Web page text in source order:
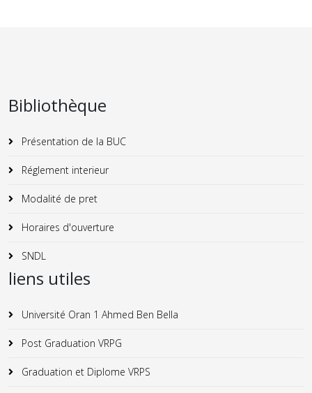
Bibliothèque
Présentation de la BUC
Réglement interieur
Modalité de pret
Horaires d'ouverture
SNDL
liens utiles
Université Oran 1 Ahmed Ben Bella
Post Graduation VRPG
Graduation et Diplome VRPS